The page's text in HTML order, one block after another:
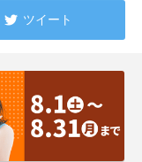
ツイート